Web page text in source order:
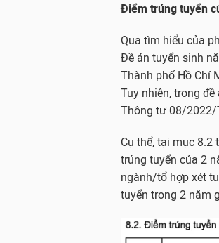
Điểm trúng tuyển
Qua tìm hiểu của
Đề án tuyển sinh
Thành phố Hồ Chí
Tuy nhiên, trong
Thông tư 08/2022/
Cụ thể, tại mục
trúng tuyển của 2
ngành/tổ hợp xét
tuyển trong 2 năm